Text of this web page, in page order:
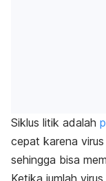
Siklus litik adalah
cepat karena
sehingga bisa
Ketika jumlah